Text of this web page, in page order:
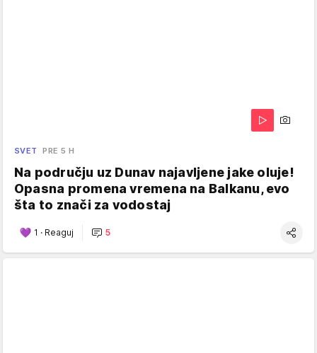
SVET PRE 5 H
Na području uz Dunav najavljene jake oluje!
Opasna promena vremena na Balkanu, evo
šta to znači za vodostaj
1 · Reaguj 5